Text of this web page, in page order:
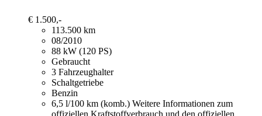
€ 1.500,-
113.500 km
08/2010
88 kW (120 PS)
Gebraucht
3 Fahrzeughalter
Schaltgetriebe
Benzin
6,5 l/100 km (komb.) Weitere Informationen zum
offiziellen Kraftstoffverbrauch und den offiziellen